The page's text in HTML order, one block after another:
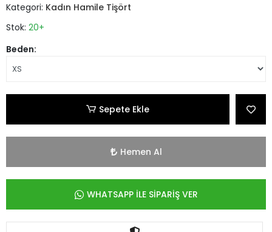
Kategori: Kadın Hamile Tişört
Stok: 20+
Beden:
Sepete Ekle
Hemen Al
WHATSAPP İLE SİPARİŞ VER